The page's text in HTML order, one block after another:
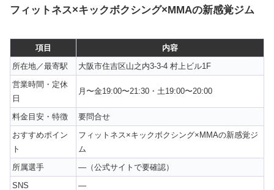
フィットネス×キックボクシング×MMAの新感覚ジム
項目
内容
所在地／最寄駅
大阪市住吉区山之内3-3-4 村上ビル1F
営業時間・定休
日
月〜金19:00〜21:30・土19:00〜20:00
料金目安・特徴
要問合せ
おすすめポイン
ト
フィットネス×キックボクシング×MMAの新感覚ジ
ム
所属選手
—（公式サイトで要確認）
SNS
—